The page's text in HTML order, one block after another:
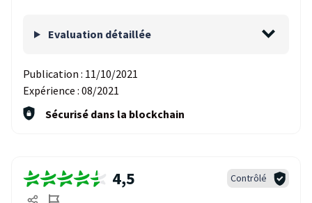
Evaluation détaillée
Publication : 11/10/2021
Expérience : 08/2021
Sécurisé dans la blockchain
4,5 Contrôlé